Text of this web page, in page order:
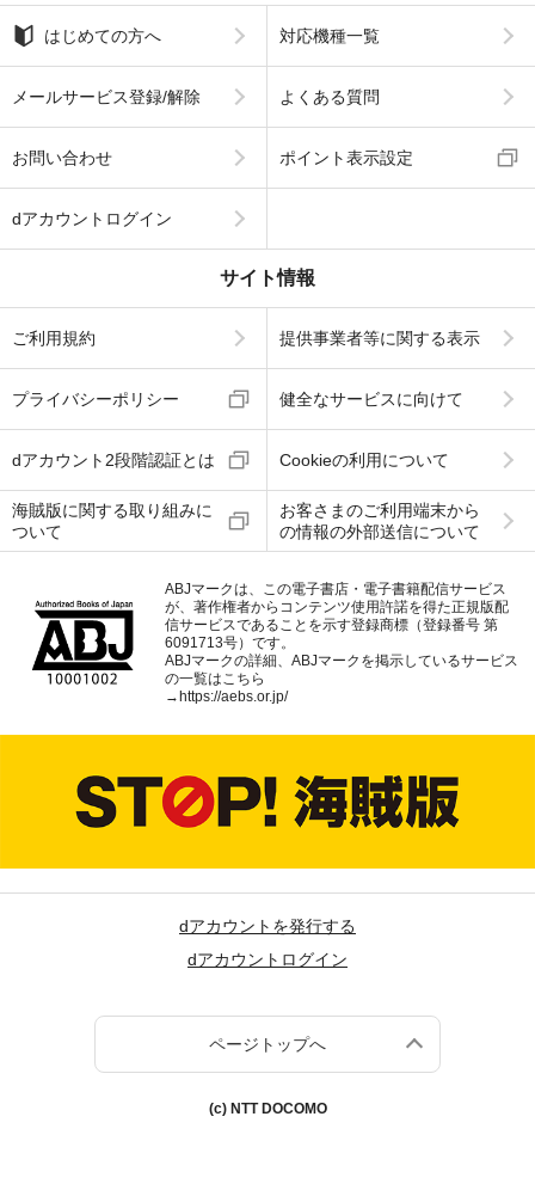
はじめての方へ 対応機種一覧
メールサービス登録/解除 よくある質問
お問い合わせ ポイント表示設定
dアカウントログイン
サイト情報
ご利用規約 提供事業者等に関する表示
プライバシーポリシー 健全なサービスに向けて
dアカウント2段階認証とは Cookieの利用について
海賊版に関する取り組みに
ついて
お客さまのご利用端末から
の情報の外部送信について
ABJマークは、この電子書店・電子書籍配信サービス
が、著作権者からコンテンツ使用許諾を得た正規版配
信サービスであることを示す登録商標（登録番号 第
6091713号）です。
ABJマークの詳細、ABJマークを掲示しているサービス
の一覧はこちら
→https://aebs.or.jp/
dアカウントを発行する
dアカウントログイン
ページトップへ
(c) NTT DOCOMO